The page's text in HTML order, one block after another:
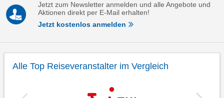
Jetzt zum Newsletter anmelden und alle Angebote und
Aktionen direkt per E-Mail erhalten!
Jetzt kostenlos anmelden
Alle Top Reiseveranstalter im Vergleich